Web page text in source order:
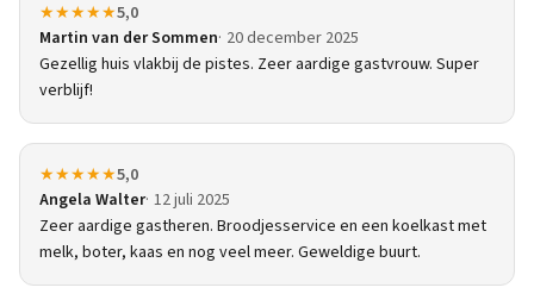
★★★★★5,0
Martin van der Sommen 20 december 2025
Gezellig huis vlakbij de pistes. Zeer aardige gastvrouw. Super
verblijf!
★★★★★5,0
Angela Walter 12 juli 2025
Zeer aardige gastheren. Broodjesservice en een koelkast met
melk, boter, kaas en nog veel meer. Geweldige buurt.